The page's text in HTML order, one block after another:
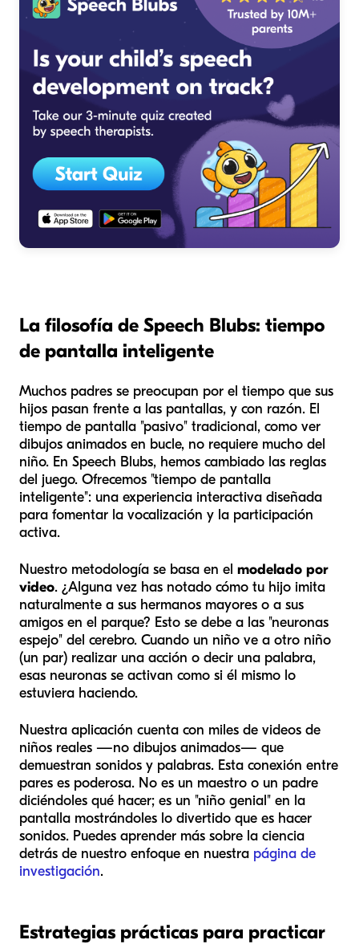
La filosofía de Speech Blubs: tiempo
de pantalla inteligente
Muchos padres se preocupan por el tiempo que sus
hijos pasan frente a las pantallas, y con razón. El
tiempo de pantalla "pasivo" tradicional, como ver
dibujos animados en bucle, no requiere mucho del
niño. En Speech Blubs, hemos cambiado las reglas
del juego. Ofrecemos "tiempo de pantalla
inteligente": una experiencia interactiva diseñada
para fomentar la vocalización y la participación
activa.
Nuestro metodología se basa en el modelado por
video. ¿Alguna vez has notado cómo tu hijo imita
naturalmente a sus hermanos mayores o a sus
amigos en el parque? Esto se debe a las "neuronas
espejo" del cerebro. Cuando un niño ve a otro niño
(un par) realizar una acción o decir una palabra,
esas neuronas se activan como si él mismo lo
estuviera haciendo.
Nuestra aplicación cuenta con miles de videos de
niños reales —no dibujos animados— que
demuestran sonidos y palabras. Esta conexión entre
pares es poderosa. No es un maestro o un padre
diciéndoles qué hacer; es un "niño genial" en la
pantalla mostrándoles lo divertido que es hacer
sonidos. Puedes aprender más sobre la ciencia
detrás de nuestro enfoque en nuestra página de
investigación.
Estrategias prácticas para practicar